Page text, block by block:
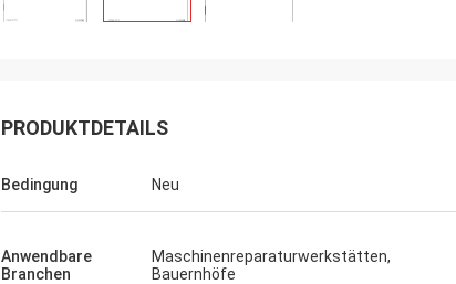
PRODUKTDETAILS
Bedingung Neu
Anwendbare
Branchen
Maschinenreparaturwerkstätten,
Bauernhöfe